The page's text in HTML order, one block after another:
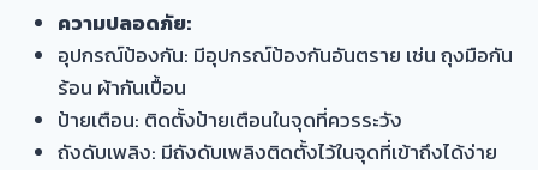
ความปลอดภัย:
อุปกรณ์ป้องกัน: มีอุปกรณ์ป้องกันอันตราย เช่น ถุงมือกัน
ร้อน ผ้ากันเปื้อน
ป้ายเตือน: ติดตั้งป้ายเตือนในจุดที่ควรระวัง
ถังดับเพลิง: มีถังดับเพลิงติดตั้งไว้ในจุดที่เข้าถึงได้ง่าย